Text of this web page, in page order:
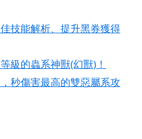
技能解析、提升黑券獲得
級的蟲系神獸(幻獸)！
秒傷害最高的雙惡屬系攻